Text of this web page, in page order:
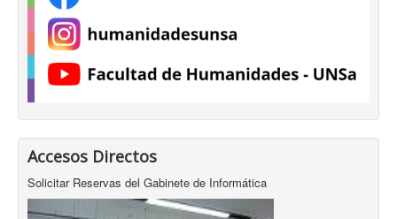
Accesos Directos
Solicitar Reservas del Gabinete de Informática